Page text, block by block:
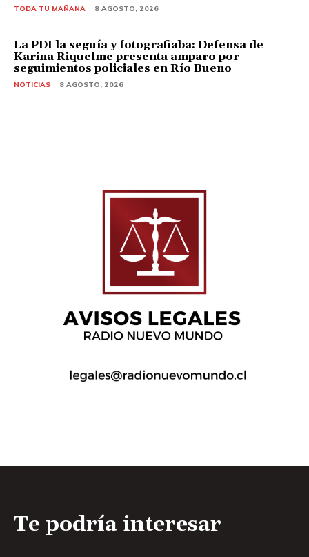
TODA TU MAÑANA 8 AGOSTO, 2026
La PDI la seguía y fotografiaba: Defensa de
Karina Riquelme presenta amparo por
seguimientos policiales en Río Bueno
NOTICIAS 8 AGOSTO, 2026
Te podría interesar